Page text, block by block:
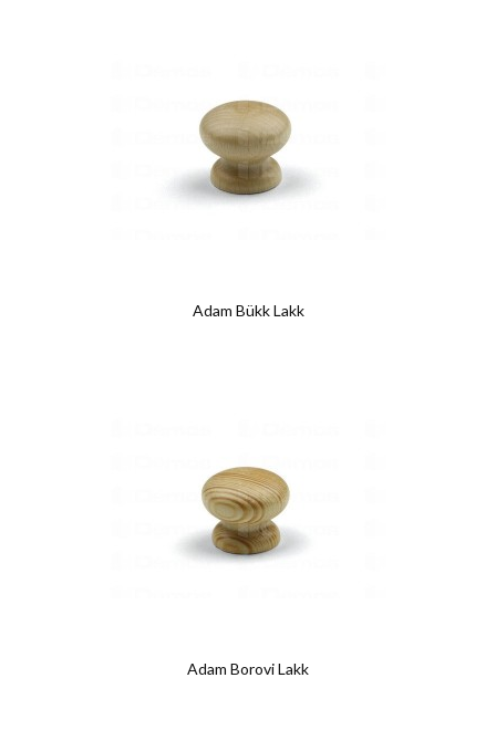
Adam Bükk Lakk
Adam Borovi Lakk